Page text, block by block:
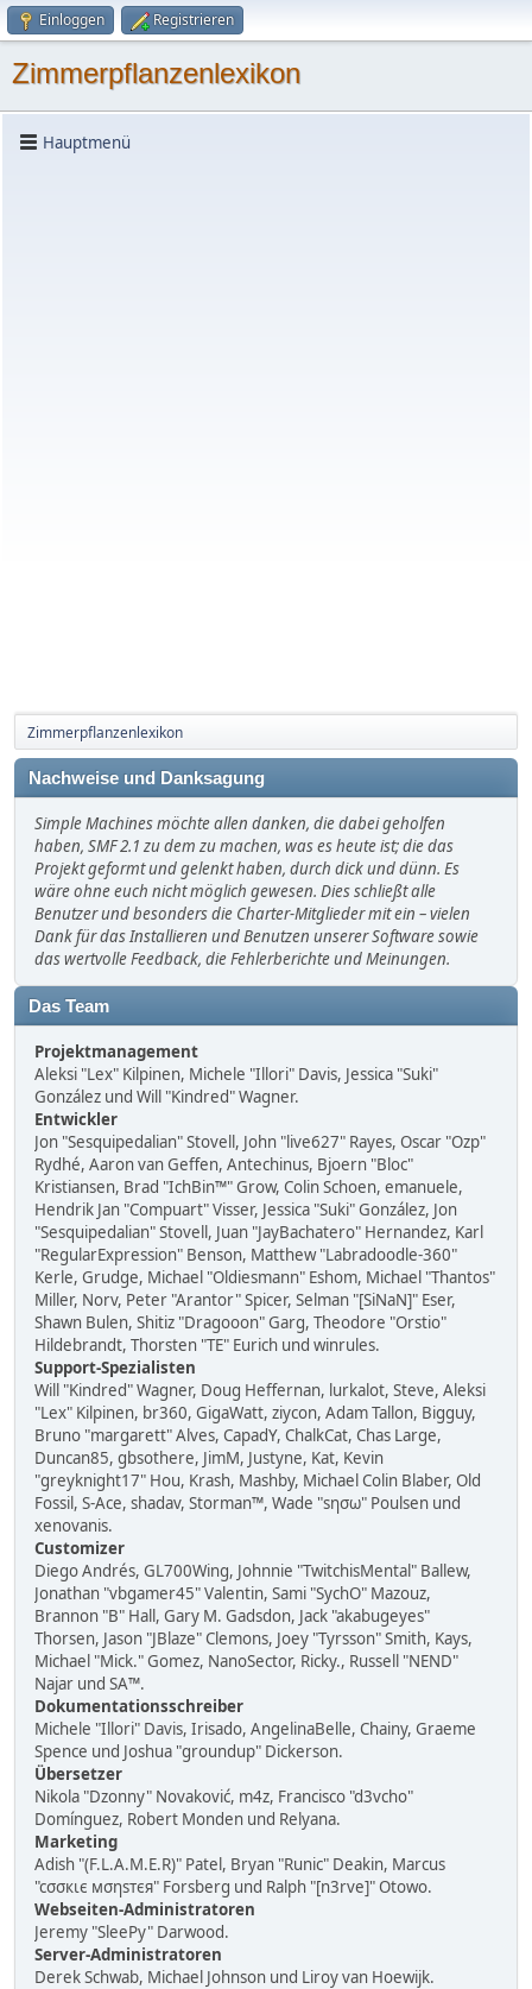
Einloggen Registrieren
Zimmerpflanzenlexikon
Hauptmenü
Zimmerpflanzenlexikon
Nachweise und Danksagung
Simple Machines möchte allen danken, die dabei geholfen
haben, SMF 2.1 zu dem zu machen, was es heute ist; die das
Projekt geformt und gelenkt haben, durch dick und dünn. Es
wäre ohne euch nicht möglich gewesen. Dies schließt alle
Benutzer und besonders die Charter-Mitglieder mit ein – vielen
Dank für das Installieren und Benutzen unserer Software sowie
das wertvolle Feedback, die Fehlerberichte und Meinungen.
Das Team
Projektmanagement
Aleksi "Lex" Kilpinen, Michele "Illori" Davis, Jessica "Suki"
González und Will "Kindred" Wagner.
Entwickler
Jon "Sesquipedalian" Stovell, John "live627" Rayes, Oscar "Ozp"
Rydhé, Aaron van Geffen, Antechinus, Bjoern "Bloc"
Kristiansen, Brad "IchBin™" Grow, Colin Schoen, emanuele,
Hendrik Jan "Compuart" Visser, Jessica "Suki" González, Jon
"Sesquipedalian" Stovell, Juan "JayBachatero" Hernandez, Karl
"RegularExpression" Benson, Matthew "Labradoodle-360"
Kerle, Grudge, Michael "Oldiesmann" Eshom, Michael "Thantos"
Miller, Norv, Peter "Arantor" Spicer, Selman "[SiNaN]" Eser,
Shawn Bulen, Shitiz "Dragooon" Garg, Theodore "Orstio"
Hildebrandt, Thorsten "TE" Eurich und winrules.
Support-Spezialisten
Will "Kindred" Wagner, Doug Heffernan, lurkalot, Steve, Aleksi
"Lex" Kilpinen, br360, GigaWatt, ziycon, Adam Tallon, Bigguy,
Bruno "margarett" Alves, CapadY, ChalkCat, Chas Large,
Duncan85, gbsothere, JimM, Justyne, Kat, Kevin
"greyknight17" Hou, Krash, Mashby, Michael Colin Blaber, Old
Fossil, S-Ace, shadav, Storman™, Wade "sησω" Poulsen und
xenovanis.
Customizer
Diego Andrés, GL700Wing, Johnnie "TwitchisMental" Ballew,
Jonathan "vbgamer45" Valentin, Sami "SychO" Mazouz,
Brannon "B" Hall, Gary M. Gadsdon, Jack "akabugeyes"
Thorsen, Jason "JBlaze" Clemons, Joey "Tyrsson" Smith, Kays,
Michael "Mick." Gomez, NanoSector, Ricky., Russell "NEND"
Najar und SA™.
Dokumentationsschreiber
Michele "Illori" Davis, Irisado, AngelinaBelle, Chainy, Graeme
Spence und Joshua "groundup" Dickerson.
Übersetzer
Nikola "Dzonny" Novaković, m4z, Francisco "d3vcho"
Domínguez, Robert Monden und Relyana.
Marketing
Adish "(F.L.A.M.E.R)" Patel, Bryan "Runic" Deakin, Marcus
"cσσкιє мσηѕтєя" Forsberg und Ralph "[n3rve]" Otowo.
Webseiten-Administratoren
Jeremy "SleePy" Darwood.
Server-Administratoren
Derek Schwab, Michael Johnson und Liroy van Hoewijk.